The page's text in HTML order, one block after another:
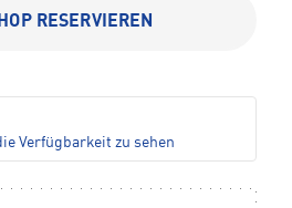
RESERVIEREN
Verfügbarkeit zu sehen